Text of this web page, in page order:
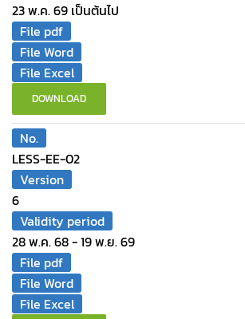
23 พ.ค. 69 เป็นต้นไป
File pdf
File Word
File Excel
DOWNLOAD
No.
LESS-EE-02
Version
6
Validity period
28 พ.ค. 68 - 19 พ.ย. 69
File pdf
File Word
File Excel